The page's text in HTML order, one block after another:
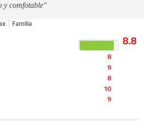
y comfotable"
Familia
8.8
8
9
8
10
9